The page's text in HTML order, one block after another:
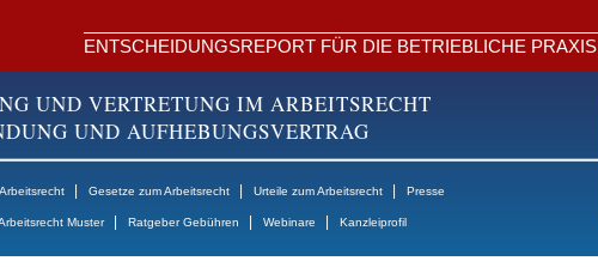
ENTSCHEIDUNGSREPORT FÜR DIE BETRIEBLICHE PRAXIS
UND VERTRETUNG IM ARBEITSRECHT
UND AUFHEBUNGSVERTRAG
Gesetze zum Arbeitsrecht Urteile zum Arbeitsrecht Presse
Muster Ratgeber Gebühren Webinare Kanzleiprofil